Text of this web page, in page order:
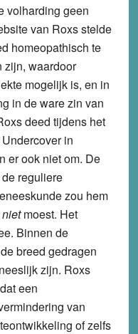
volharding geen
van Roxs stelde
homeopathisch te
zijn, waardoor
mogelijk is, en in
in de ware zin van
deed tijdens het
in
er ook niet om. De
reguliere
zou hem
nietmoest. Het
Binnen de
breed gedragen
zijn. Roxs
een
van
of zelfs